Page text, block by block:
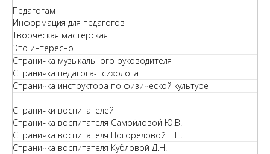
Педагогам
Информация для педагогов
Творческая мастерская
Это интересно
Страничка музыкального руководителя
Страничка педагога-психолога
Страничка инструктора по физической культуре
Странички воспитателей
Страничка воспитателя Самойловой Ю.В.
Страничка воспитателя Погореловой Е.Н.
Страничка воспитателя Кубловой Д.Н.